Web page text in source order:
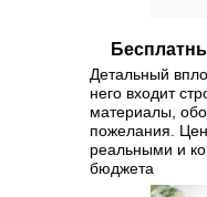
Детальный
него входит
материалы,
пожелания.
реальными и
бюджета